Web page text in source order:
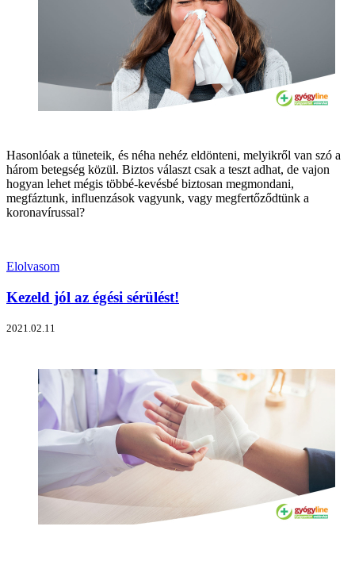
Hasonlóak a tüneteik, és néha nehéz eldönteni, melyikről van szó a
három betegség közül. Biztos választ csak a teszt adhat, de vajon
hogyan lehet mégis többé-kevésbé biztosan megmondani,
megfáztunk, influenzások vagyunk, vagy megfertőződtünk a
koronavírussal?
Elolvasom
Kezeld jól az égési sérülést!
2021.02.11